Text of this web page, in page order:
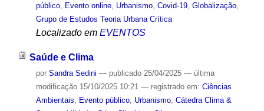
público, Evento online, Urbanismo, Covid-19, Globalização,
Grupo de Estudos Teoria Urbana Crítica
Localizado em EVENTOS
Saúde e Clima
por Sandra Sedini — publicado25/04/2025 — última
modificação15/10/2025 10:21 — registrado em: Ciências
Ambientais, Evento público, Urbanismo, Cátedra Clima &